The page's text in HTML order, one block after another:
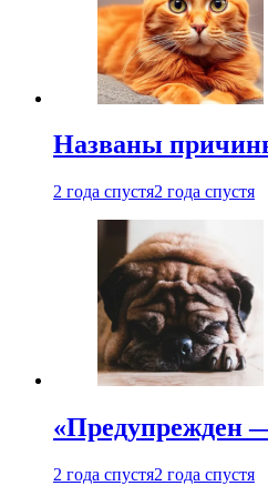
Названы
2 года спустя2 года спустя
«Предупрежден
2 года спустя2 года спустя